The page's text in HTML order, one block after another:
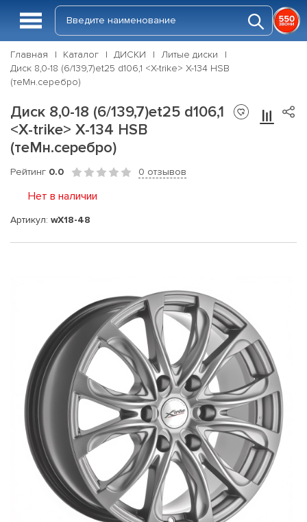
Главная Каталог ДИСКИ
Литые диски
Диск 8,0-18 (6/139,7)et25 d106,1 <X-trike> X-134 HSB
(теMн.серебро)
Диск 8,0-18 (6/139,7)et25 d106,1
<X-trike> X-134 HSB
(теMн.серебро)
Рейтинг 0.0 0 отзывов
Нет в наличии
Артикул: wX18-48